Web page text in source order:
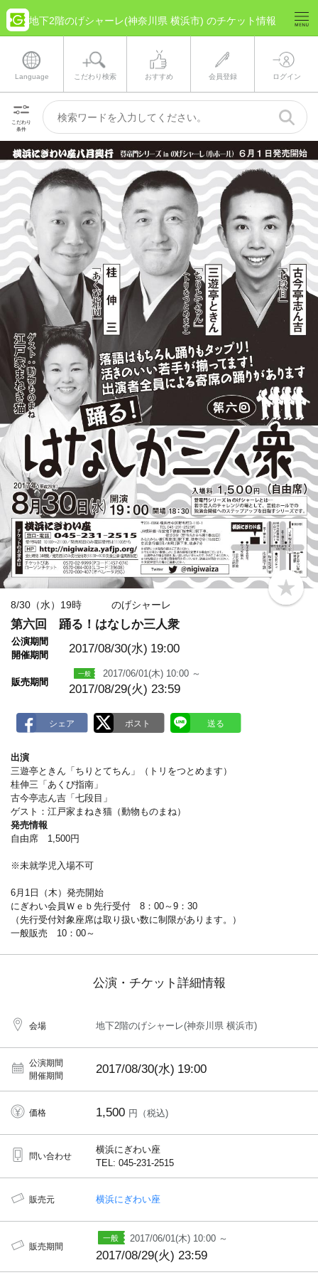
地下2階のげシャーレ(神奈川県 横浜市) のチケット情報
Language こだわり検索 おすすめ 会員登録 ログイン
こだわり
条件
b
o
8/30（水）19時 のげシャーレ
第六回 踊る！はなしか三人衆
公演期間
開催期間
2017/08/30(水) 19:00
販売期間
2017/06/01(木) 10:00 ～
2017/08/29(火) 23:59
出演
三遊亭ときん「ちりとてちん」（トリをつとめます）
桂伸三「あくび指南」
古今亭志ん吉「七段目」
ゲスト：江戸家まねき猫（動物ものまね）
発売情報
自由席 1,500円
※未就学児入場不可
6月1日（木）発売開始
にぎわい会員Ｗｅｂ先行受付 8：00～9：30
（先行受付対象座席は取り扱い数に制限があります。）
一般販売 10：00～
公演・チケット詳細情報
会場 地下2階のげシャーレ(神奈川県 横浜市)
公演期間
開催期間
2017/08/30(水) 19:00
価格 1,500 円（税込)
問い合わせ
横浜にぎわい座
TEL: 045-231-2515
販売元 横浜にぎわい座
販売期間
2017/06/01(木) 10:00 ～
2017/08/29(火) 23:59